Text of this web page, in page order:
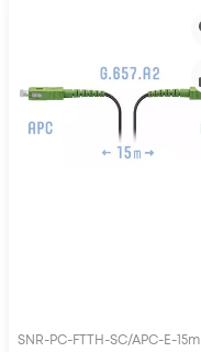
SNR-PC-FTTH-SC/APC-E-15m